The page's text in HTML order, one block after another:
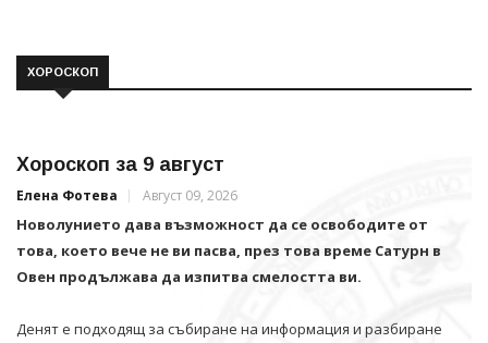
ХОРОСКОП
Хороскоп за 9 август
Елена Фотева Август 09, 2026
Новолунието дава възможност да се освободите от
това, което вече не ви пасва, през това време Сатурн в
Овен продължава да изпитва смелостта ви.
Денят е подходящ за събиране на информация и разбиране